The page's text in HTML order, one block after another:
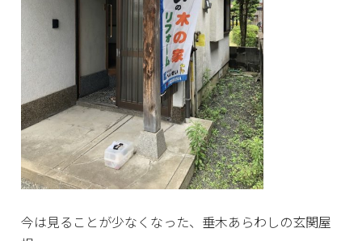
今は見ることが少なくなった、垂木あらわしの玄関屋